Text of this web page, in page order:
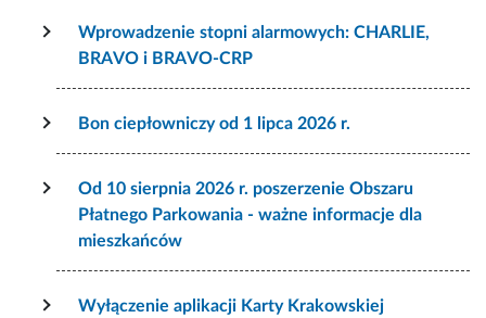
Wprowadzenie stopni alarmowych: CHARLIE,
BRAVO i BRAVO-CRP
Bon ciepłowniczy od 1 lipca 2026 r.
Od 10 sierpnia 2026 r. poszerzenie Obszaru
Płatnego Parkowania - ważne informacje dla
mieszkańców
Wyłączenie aplikacji Karty Krakowskiej